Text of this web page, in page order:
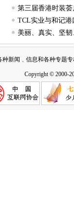
第三届香港时装
TCL实业与和记
美丽、真实、坚
种新闻﹑信息和各种专题
Copyright © 2000-